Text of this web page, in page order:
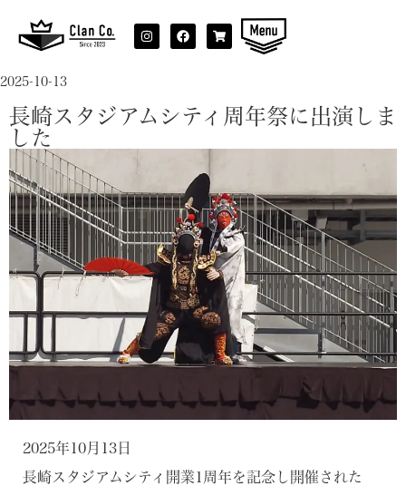
2025-10-13
長崎スタジアムシティ周年祭に出演しま
した
2025年10月13日
長崎スタジアムシティ開業1周年を記念し開催された